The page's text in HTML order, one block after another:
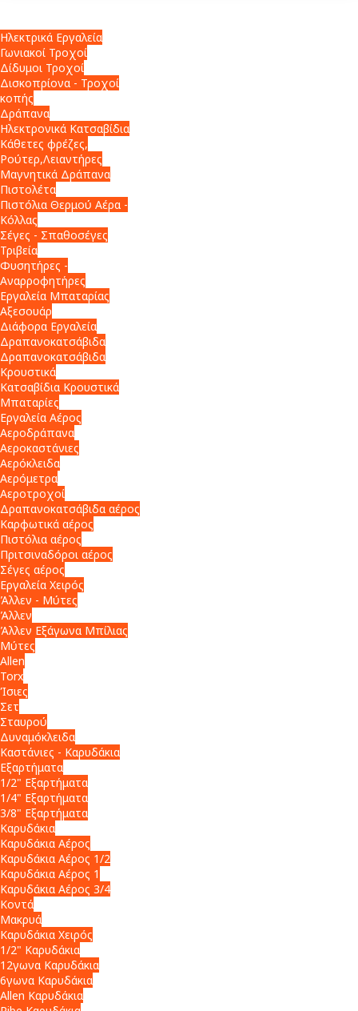
Ηλεκτρικά Εργαλεία
Γωνιακοί Τροχοί
Δίδυμοι Τροχοί
Δισκοπρίονα - Τροχοί
κοπής
Δράπανα
Ηλεκτρονικά Κατσαβίδια
Κάθετες φρέζες,
Ρούτερ,Λειαντήρες
Μαγνητικά Δράπανα
Πιστολέτα
Πιστόλια Θερμού Αέρα -
Κόλλας
Σέγες - Σπαθοσέγες
Τριβεία
Φυσητήρες -
Αναρροφητήρες
Εργαλεία Μπαταρίας
Αξεσουάρ
Διάφορα Εργαλεία
Δραπανοκατσάβιδα
Δραπανοκατσάβιδα
Κρουστικά
Κατσαβίδια Κρουστικά
Μπαταρίες
Εργαλεία Αέρος
Αεροδράπανα
Αεροκαστάνιες
Αερόκλειδα
Αερόμετρα
Αεροτροχοί
Δραπανοκατσάβιδα αέρος
Καρφωτικά αέρος
Πιστόλια αέρος
Πριτσιναδόροι αέρος
Σέγες αέρος
Εργαλεία Χειρός
Άλλεν - Μύτες
Άλλεν
Άλλεν Εξάγωνα Μπίλιας
Μύτες
Allen
Torx
Ίσιες
Σετ
Σταυρού
Δυναμόκλειδα
Καστάνιες - Καρυδάκια
Εξαρτήματα
1/2" Εξαρτήματα
1/4" Εξαρτήματα
3/8" Εξαρτήματα
Καρυδάκια
Καρυδάκια Αέρος
Καρυδάκια Αέρος 1/2
Καρυδάκια Αέρος 1
Καρυδάκια Αέρος 3/4
Κοντά
Μακρυά
Καρυδάκια Χειρός
1/2" Καρυδάκια
12γωνα Καρυδάκια
6γωνα Καρυδάκια
Allen Καρυδάκια